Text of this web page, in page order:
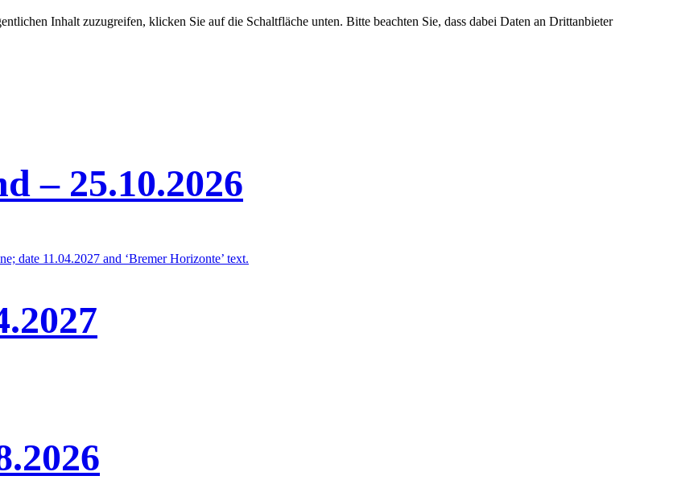
Inhalt zuzugreifen, klicken Sie auf die Schaltfläche unten. Bitte beachten Sie, dass dabei Daten an Drittanbieter
– 25.10.2026